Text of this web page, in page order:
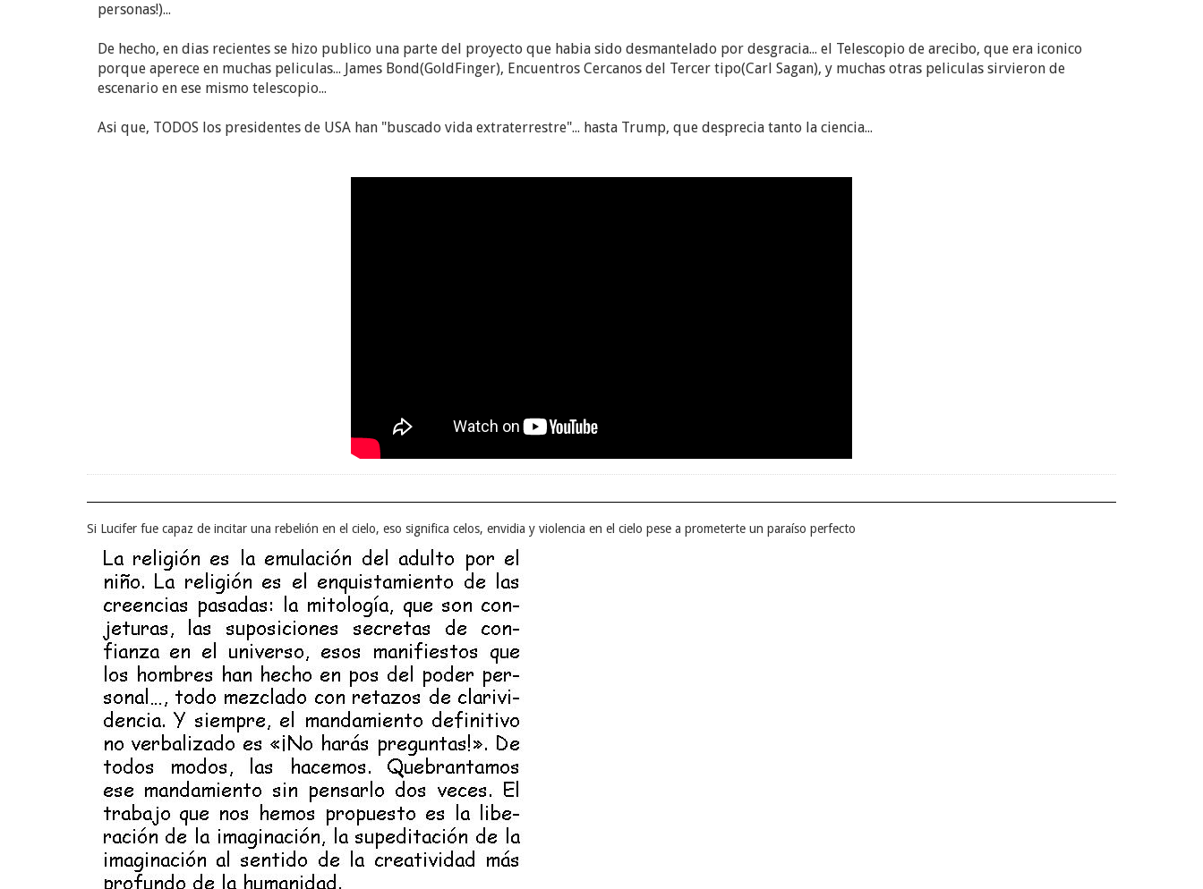
personas!)...
De hecho, en dias recientes se hizo publico una parte del proyecto que habia sido desmantelado por desgracia... el Telescopio de arecibo, que era iconico
porque aperece en muchas peliculas... James Bond(GoldFinger), Encuentros Cercanos del Tercer tipo(Carl Sagan), y muchas otras peliculas sirvieron de
escenario en ese mismo telescopio...
Asi que, TODOS los presidentes de USA han "buscado vida extraterrestre"... hasta Trump, que desprecia tanto la ciencia...
Si Lucifer fue capaz de incitar una rebelión en el cielo, eso significa celos, envidia y violencia en el cielo pese a prometerte un paraíso perfecto